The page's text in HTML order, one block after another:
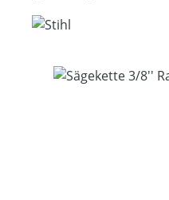
Bildergalerie überspringen